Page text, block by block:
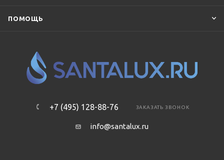
ПОМОЩЬ
+7 (495) 128-88-76 ЗАКАЗАТЬ ЗВОНОК
info@santalux.ru